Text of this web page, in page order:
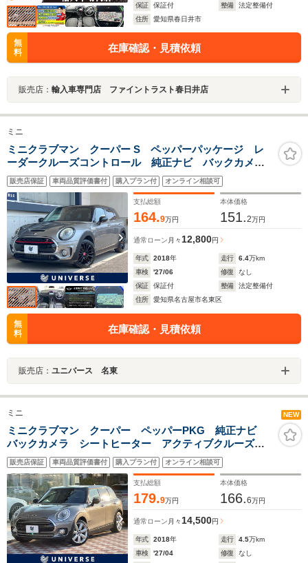
保証
保証付 整備
法定整備付
住所
愛知県春日井市
無
料
在庫確認・見積依頼
販売店： 輸入車専門店 ファイントラスト春日井店
ミニ
ミニクラブマン クーパー S ペッパーパッケージ レ
ーダークルーズコントロール 純正ナビ バックカメ
ラ リアコーナーセンサー ドライビングモード LED
ヘッドライト ETC車載器 コンフォートアクセス デ
ュアルオートエアコン 禁煙
販売店保証 車両品質評価書付 購入プラン付 オンライン相談可
支払総額
164.9万円
本体価格
151.2万円
通常ローン 月々12,800円
年式 2018年 走行 6.4万km
車検
'27/06 修復
なし
保証
保証付 整備
法定整備付
住所
愛知県名古屋市名東区
無
料
在庫確認・見積依頼
販売店： ユニバース 名東
ミニ NEW
ミニクラブマン クーパー ペッパーPKG 純正ナビ
バックカメラ シートヒーター アクティブクルーズ
LEDヘッドランプ Bluetooth接続 18インチAW コン
フォートアクセス ETC車載器 オートエアコン 禁煙
車
販売店保証 車両品質評価書付 購入プラン付 オンライン相談可
支払総額
179.9万円
本体価格
166.6万円
通常ローン 月々14,500円
年式 2018年 走行 4.5万km
車検
'27/04 修復 なし